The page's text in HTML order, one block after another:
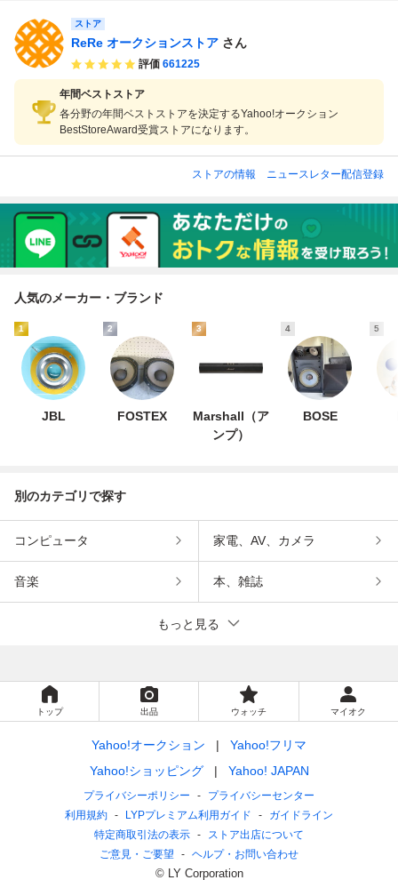
ストア
ReRe オークションストア さん
評価 661225
年間ベストストア
各分野の年間ベストストアを決定するYahoo!オークション
BestStoreAward受賞ストアになります。
ストアの情報 ニュースレター配信登録
人気のメーカー・ブランド
1
JBL
2
FOSTEX
3
Marshall（ア
ンプ）
4
BOSE
5
別のカテゴリで探す
コンピュータ 家電、AV、カメラ
音楽 本、雑誌
もっと見る
トップ 出品 ウォッチ マイオク
Yahoo!オークション
Yahoo!フリマ
Yahoo!ショッピング
Yahoo! JAPAN
プライバシーポリシー
プライバシーセンター
利用規約
LYPプレミアム利用ガイド
ガイドライン
特定商取引法の表示
ストア出店について
ご意見・ご要望
ヘルプ・お問い合わせ
© LY Corporation